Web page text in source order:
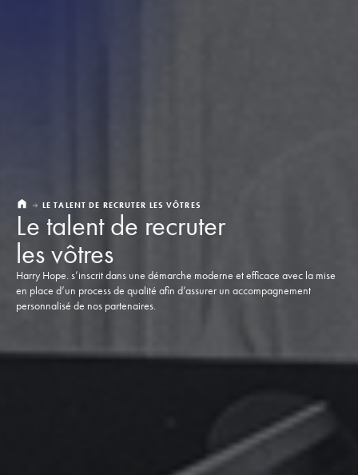
LE TALENT DE RECRUTER LES VÔTRES
Le talent de recruter
les vôtres
Harry Hope. s’inscrit dans une démarche moderne et efficace avec la mise
en place d’un process de qualité afin d’assurer un accompagnement
personnalisé de nos partenaires.